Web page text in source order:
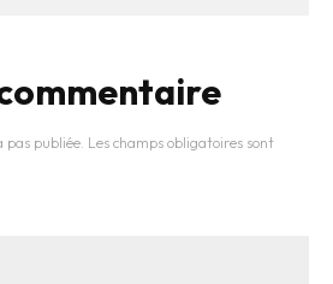
publiée. Les champs obligatoires sont